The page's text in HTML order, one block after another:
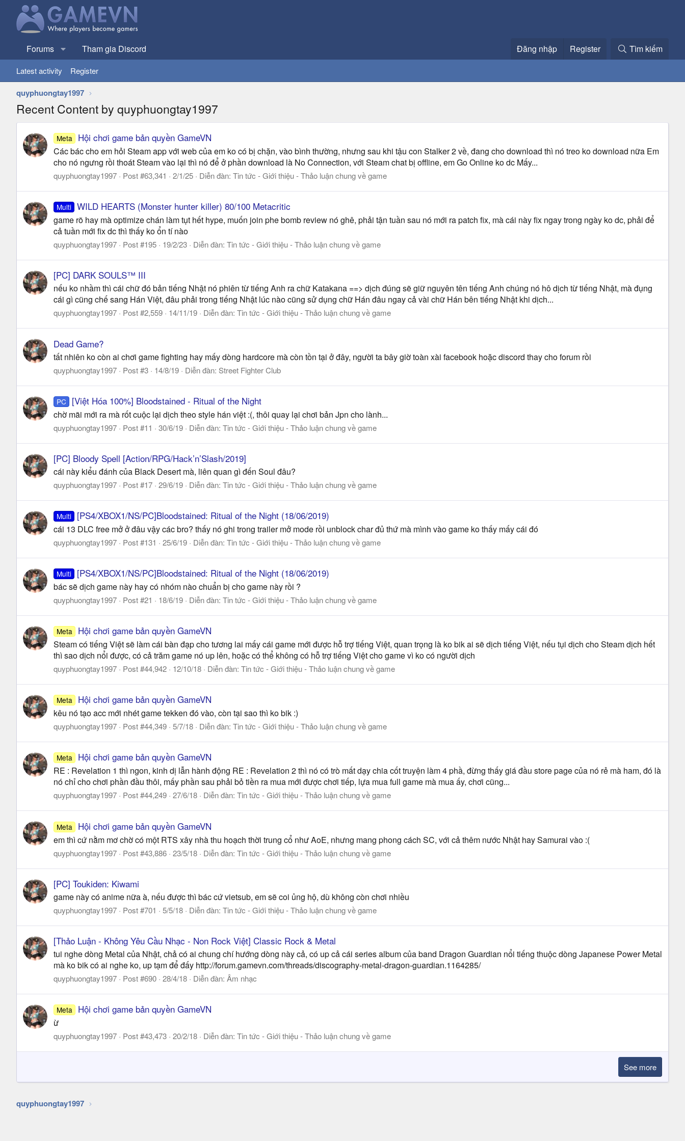
Forums Tham gia Discord Đăng nhập Register Tìm kiếm
Latest activity Register
quyphuongtay1997
Recent Content by quyphuongtay1997
Meta Hội chơi game bản quyền GameVN
Các bác cho em hỏi Steam app với web của em ko có bị chặn, vào bình thường, nhưng sau khi tậu con Stalker 2 về, đang cho download thì nó treo ko download nữa Em
cho nó ngưng rồi thoát Steam vào lại thì nó để ở phần download là No Connection, với Steam chat bị offline, em Go Online ko dc Mấy...
quyphuongtay1997 Post #63,341 2/1/25 Diễn đàn: Tin tức - Giới thiệu - Thảo luận chung về game
Multi WILD HEARTS (Monster hunter killer) 80/100 Metacritic
game rõ hay mà optimize chán làm tụt hết hype, muốn join phe bomb review nó ghê, phải tận tuần sau nó mới ra patch fix, mà cái này fix ngay trong ngày ko dc, phải để
cả tuần mới fix dc thì thấy ko ổn tí nào
quyphuongtay1997 Post #195 19/2/23 Diễn đàn: Tin tức - Giới thiệu - Thảo luận chung về game
[PC] DARK SOULS™ III
nếu ko nhầm thì cái chữ đó bản tiếng Nhật nó phiên từ tiếng Anh ra chữ Katakana ==> dịch đúng sẽ giữ nguyên tên tiếng Anh chúng nó hô dịch từ tiếng Nhật, mà đụng
cái gì cũng chế sang Hán Việt, đâu phải trong tiếng Nhật lúc nào cũng sử dụng chữ Hán đâu ngay cả vài chữ Hán bên tiếng Nhật khi dịch...
quyphuongtay1997 Post #2,559 14/11/19 Diễn đàn: Tin tức - Giới thiệu - Thảo luận chung về game
Dead Game?
tất nhiên ko còn ai chơi game fighting hay mấy dòng hardcore mà còn tồn tại ở đây, người ta bây giờ toàn xài facebook hoặc discord thay cho forum rồi
quyphuongtay1997 Post #3 14/8/19 Diễn đàn: Street Fighter Club
PC [Việt Hóa 100%] Bloodstained - Ritual of the Night
chờ mãi mới ra mà rốt cuộc lại dịch theo style hán việt :(, thôi quay lại chơi bản Jpn cho lành...
quyphuongtay1997 Post #11 30/6/19 Diễn đàn: Tin tức - Giới thiệu - Thảo luận chung về game
[PC] Bloody Spell [Action/RPG/Hack’n’Slash/2019]
cái này kiểu đánh của Black Desert mà, liên quan gì đến Soul đâu?
quyphuongtay1997 Post #17 29/6/19 Diễn đàn: Tin tức - Giới thiệu - Thảo luận chung về game
Multi [PS4/XBOX1/NS/PC]Bloodstained: Ritual of the Night (18/06/2019)
cái 13 DLC free mở ở đâu vậy các bro? thấy nó ghi trong trailer mở mode rồi unblock char đủ thứ mà mình vào game ko thấy mấy cái đó
quyphuongtay1997 Post #131 25/6/19 Diễn đàn: Tin tức - Giới thiệu - Thảo luận chung về game
Multi [PS4/XBOX1/NS/PC]Bloodstained: Ritual of the Night (18/06/2019)
bác sẽ dịch game này hay có nhóm nào chuẩn bị cho game này rồi ?
quyphuongtay1997 Post #21 18/6/19 Diễn đàn: Tin tức - Giới thiệu - Thảo luận chung về game
Meta Hội chơi game bản quyền GameVN
Steam có tiếng Việt sẽ làm cái bàn đạp cho tương lai mấy cái game mới được hỗ trợ tiếng Việt, quan trọng là ko bik ai sẽ dịch tiếng Việt, nếu tụi dịch cho Steam dịch hết
thì sao dịch nổi được, có cả trăm game nó up lên, hoặc có thể không có hỗ trợ tiếng Việt cho game vì ko có người dịch
quyphuongtay1997 Post #44,942 12/10/18 Diễn đàn: Tin tức - Giới thiệu - Thảo luận chung về game
Meta Hội chơi game bản quyền GameVN
kêu nó tạo acc mới nhét game tekken đó vào, còn tại sao thì ko bik :)
quyphuongtay1997 Post #44,349 5/7/18 Diễn đàn: Tin tức - Giới thiệu - Thảo luận chung về game
Meta Hội chơi game bản quyền GameVN
RE : Revelation 1 thì ngon, kinh dị lẫn hành động RE : Revelation 2 thì nó có trò mất dạy chia cốt truyện làm 4 phầ, đừng thấy giá đầu store page của nó rẻ mà ham, đó là
nó chỉ cho chơi phần đầu thôi, mấy phần sau phải bỏ tiền ra mua mới được chơi tiếp, lựa mua full game mà mua ấy, chơi cũng...
quyphuongtay1997 Post #44,249 27/6/18 Diễn đàn: Tin tức - Giới thiệu - Thảo luận chung về game
Meta Hội chơi game bản quyền GameVN
em thì cứ nằm mơ chờ có một RTS xây nhà thu hoạch thời trung cổ như AoE, nhưng mang phong cách SC, với cả thêm nước Nhật hay Samurai vào :(
quyphuongtay1997 Post #43,886 23/5/18 Diễn đàn: Tin tức - Giới thiệu - Thảo luận chung về game
[PC] Toukiden: Kiwami
game này có anime nữa à, nếu được thì bác cứ vietsub, em sẽ coi ủng hộ, dù không còn chơi nhiều
quyphuongtay1997 Post #701 5/5/18 Diễn đàn: Tin tức - Giới thiệu - Thảo luận chung về game
[Thảo Luận - Không Yêu Cầu Nhạc - Non Rock Việt] Classic Rock & Metal
tui nghe dòng Metal của Nhật, chả có ai chung chí hướng dòng này cả, có up cả cái series album của band Dragon Guardian nổi tiếng thuộc dòng Japanese Power Metal
mà ko bik có ai nghe ko, up tạm để đấy http://forum.gamevn.com/threads/discography-metal-dragon-guardian.1164285/
quyphuongtay1997 Post #690 28/4/18 Diễn đàn: Âm nhạc
Meta Hội chơi game bản quyền GameVN
ừ
quyphuongtay1997 Post #43,473 20/2/18 Diễn đàn: Tin tức - Giới thiệu - Thảo luận chung về game
See more
quyphuongtay1997